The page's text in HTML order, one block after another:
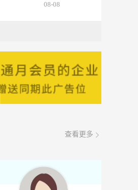
08-08
08-08
08-08
08-08
查看更多